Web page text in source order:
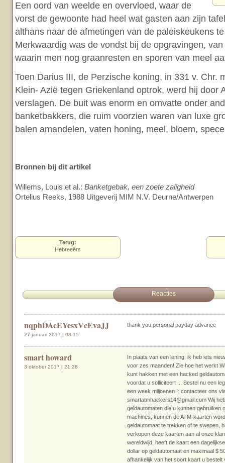
Een oord van weelde en overvloed, waar de
vorst de gewoonte had heel wat gasten aan zijn
althans naar de afmetingen van de paleiskeukens
Merkwaardig was de vondst bij de opgravingen,
waarin men nog graanresten en sporen van meel
Toen Darius III, de Perzische koning, in 331 v. Chr.
Klein- Azië tegen Griekenland optrok, werd hij door
verslagen. De buit was enorm en omvatte onder
banketbakkers, die ruim voorzien waren van luxe
balen amandelen, vaten honing, meel, bloem,
Bronnen bij dit artikel
Willems, Louis et al.: Banketgebak, een zoete zaligheid
Ortelius Reeks, 1988 Uitgeverij MIM N.V. Deurne/Antwerpen
Terug:
Hebreeërs
Reacties
nqphDAcEYesxVcEvaJJ
27 januari 2017 | 08:15
thank you personal payday advance
smart howard
3 oktober 2017 | 21:28
In plaats van een lening, ik heb iets
voor zes maanden! Zie hoe het werkt
kunt hakken met een hacked
voordat u solliciteert ... Bestel nu een
een week miljoenen !: contacteer ons
smartatmhackers14@gmail.com Wij
geldautomaten die u kunnen gebruiken
machines, kunnen de ATM-kaarten
geldautomaat te trekken of te swepen,
verkopen deze kaarten aan al onze
wereldwijd, heeft de kaart een
dollar op geldautomaat en maximaal $
afhankelijk van het soort kaart u